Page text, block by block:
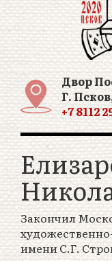
Двор
Г.
+7 8112
Закончил
имени С.Г.